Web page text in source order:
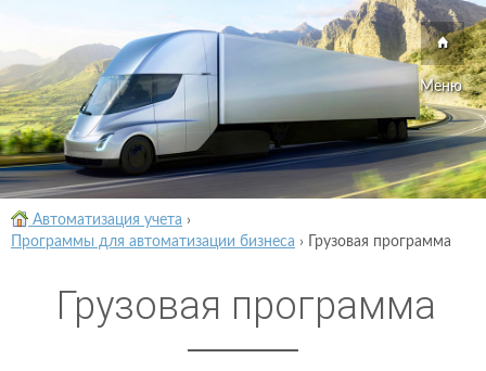
Меню
Автоматизация учета ›
Программы для автоматизации бизнеса › Грузовая программа
Грузовая программа